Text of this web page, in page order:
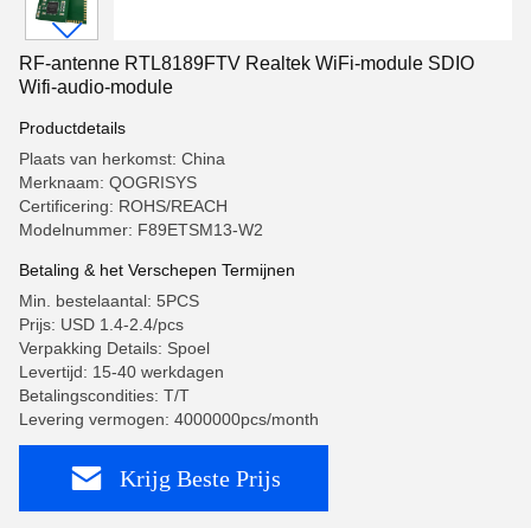
RF-antenne RTL8189FTV Realtek WiFi-module SDIO
Wifi-audio-module
Productdetails
Plaats van herkomst: China
Merknaam: QOGRISYS
Certificering: ROHS/REACH
Modelnummer: F89ETSM13-W2
Betaling & het Verschepen Termijnen
Min. bestelaantal: 5PCS
Prijs: USD 1.4-2.4/pcs
Verpakking Details: Spoel
Levertijd: 15-40 werkdagen
Betalingscondities: T/T
Levering vermogen: 4000000pcs/month
Krijg Beste Prijs